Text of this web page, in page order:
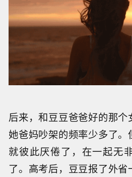
后来，和豆豆爸爸好的那个
她爸妈吵架的频率少多了
就彼此厌倦了，在一起无
了。高考后，豆豆报了外